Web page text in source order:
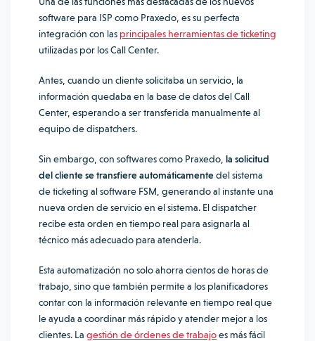
software para ISP como Praxedo, es su perfecta
integración con las principales herramientas de ticketing
utilizadas por los Call Center.
Antes, cuando un cliente solicitaba un servicio, la
información quedaba en la base de datos del Call
Center, esperando a ser transferida manualmente al
equipo de dispatchers.
Sin embargo, con softwares como Praxedo, la solicitud
del cliente se transfiere automáticamentedel sistema
de ticketing al software FSM, generando al instante una
nueva orden de servicio en el sistema. El dispatcher
recibe esta orden en tiempo real para asignarla al
técnico más adecuado para atenderla.
Esta automatización no solo ahorra cientos de horas de
trabajo, sino que también permite a los planificadores
contar con la información relevante en tiempo real que
le ayuda a coordinar más rápido y atender mejor a los
clientes. La gestión de órdenes de trabajoes más fácil